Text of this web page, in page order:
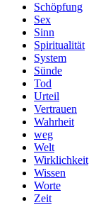
Schöpfung
Sex
Sinn
Spiritualität
System
Sünde
Tod
Urteil
Vertrauen
Wahrheit
weg
Welt
Wirklichkeit
Wissen
Worte
Zeit